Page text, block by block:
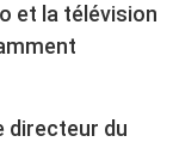
et la télévision
directeur du